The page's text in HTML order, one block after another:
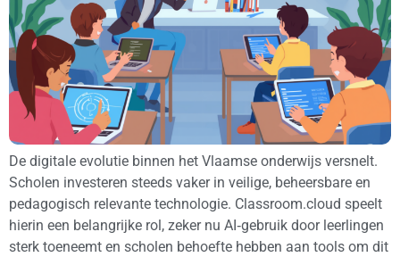
De digitale evolutie binnen het Vlaamse onderwijs versnelt.
Scholen investeren steeds vaker in veilige, beheersbare en
pedagogisch relevante technologie. Classroom.cloud speelt
hierin een belangrijke rol, zeker nu AI‑gebruik door leerlingen
sterk toeneemt en scholen behoefte hebben aan tools om dit